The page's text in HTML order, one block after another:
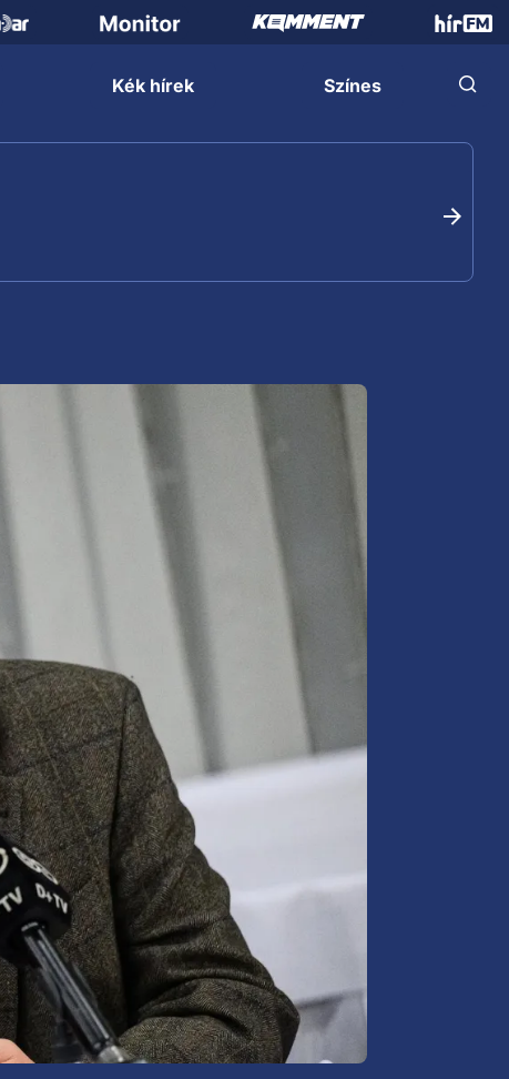
Kék hírek Színes